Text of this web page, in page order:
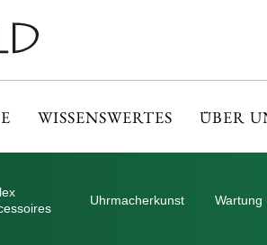
WISSENSWERTES ÜBER
Uhrmacherkunst Wartung